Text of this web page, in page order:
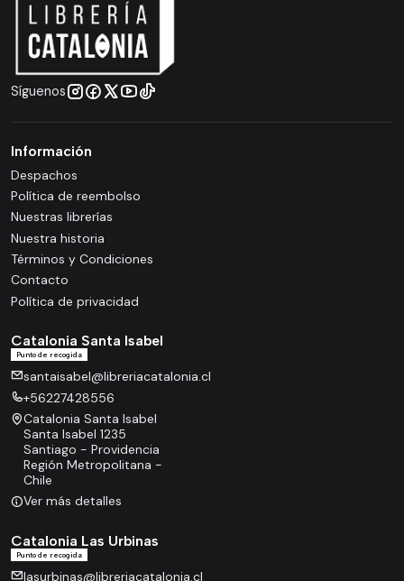
Síguenos
Información
Despachos
Política de reembolso
Nuestras librerías
Nuestra historia
Términos y Condiciones
Contacto
Política de privacidad
Catalonia Santa Isabel
Punto de recogida
santaisabel@libreriacatalonia.cl
+56227428556
Catalonia Santa Isabel
Santa Isabel 1235
Santiago - Providencia
Región Metropolitana -
Chile
Ver más detalles
Catalonia Las Urbinas
Punto de recogida
lasurbinas@libreriacatalonia.cl